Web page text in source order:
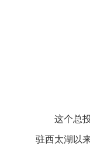
这个总
驻西太湖以